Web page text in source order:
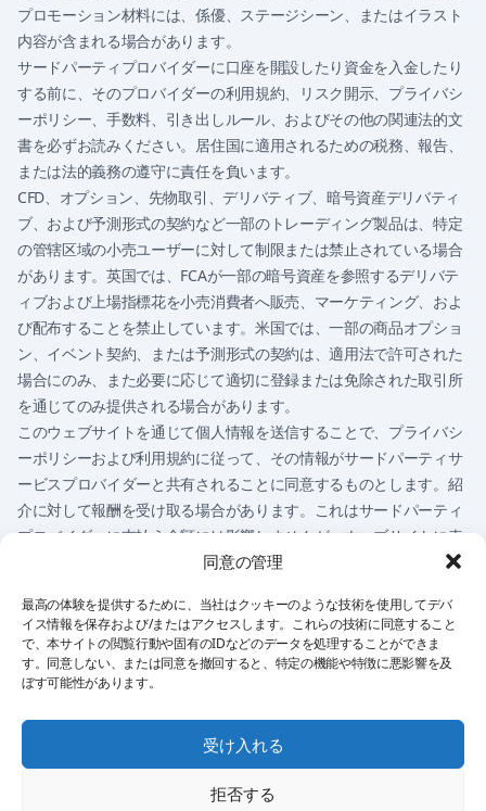
同意の管理
最高の体験を提供するために、当社はクッキーのような技術を使用してデバ
イス情報を保存および/またはアクセスします。これらの技術に同意すること
で、本サイトの閲覧行動や固有のIDなどのデータを処理することができま
す。同意しない、または同意を撤回すると、特定の機能や特徴に悪影響を及
ぼす可能性があります。
受け入れる
拒否する
プロモーション材料には、係優、ステージシーン、またはイラスト
内容が含まれる場合があります。
サードパーティプロバイダーに口座を開設したり資金を入金したり
する前に、そのプロバイダーの利用規約、リスク開示、プライバシ
ーポリシー、手数料、引き出しルール、およびその他の関連法的文
書を必ずお読みください。居住国に適用されるための税務、報告、
または法的義務の遵守に責任を負います。
CFD、オプション、先物取引、デリバティブ、暗号資産デリバティ
ブ、および予測形式の契約など一部のトレーディング製品は、特定
の管辖区域の小売ユーザーに対して制限または禁止されている場合
があります。英国では、FCAが一部の暗号資産を参照するデリバテ
ィブおよび上場指標花を小売消費者へ販売、マーケティング、およ
び配布することを禁止しています。米国では、一部の商品オプショ
ン、イベント契約、または予測形式の契約は、適用法で許可された
場合にのみ、また必要に応じて適切に登録または免除された取引所
を通じてのみ提供される場合があります。
このウェブサイトを通じて個人情報を送信することで、プライバシ
ーポリシーおよび利用規約に従って、その情報がサードパーティサ
ービスプロバイダーと共有されることに同意するものとします。紹
介に対して報酬を受け取る場合があります。これはサードパーティ
プロバイダーに支払う金額には影響しませんが、ウェブサイトに表
示されるプロバイダーに影響する場合があります。
イス、法的アドバイス、税務アドバイス、または金融商品の購入、
売却、取引の推奨として解釈されるべきではありません。お客様は
自分自身の決定に对して寄一の責任を負います。
プライバシーポリシーご利用条件インプリント免責事項